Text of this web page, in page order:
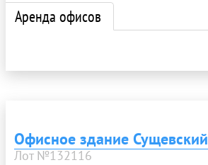
Аренда офисов
Офисное здание
Лот №132116